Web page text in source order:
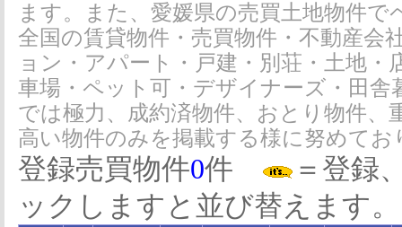
ます。また、愛媛県の売買土地物件
全国の賃貸物件・売買物件・不動産会
ョン・アパート・戸建・別荘・土地
車場・ペット可・デザイナーズ・田
では極力、成約済物件、おとり物件
高い物件のみを掲載する様に努めてお
登録売買物件0件
＝登録
ックしますと並び替えます。